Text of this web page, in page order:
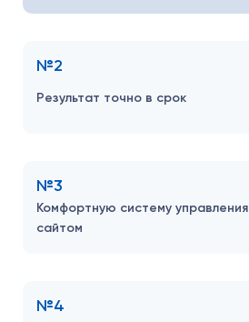
№2
Результат точно в срок
№3
Комфортную систему управления
сайтом
№4